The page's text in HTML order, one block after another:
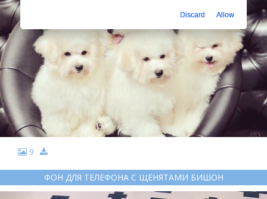
9
ФОН ДЛЯ ТЕЛЕФОНА С ЩЕНЯТАМИ БИШОН
Discard Allow